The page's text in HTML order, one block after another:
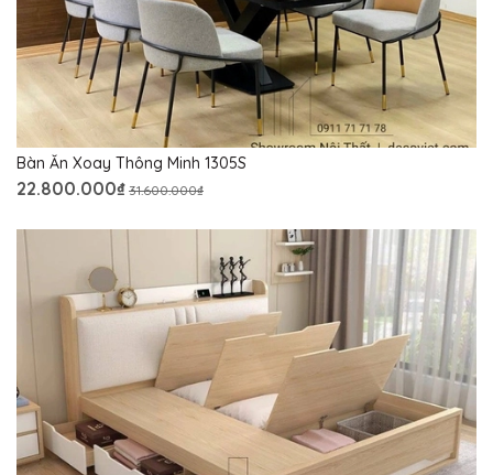
Bàn Ăn Xoay Thông Minh 1305S
22.800.000₫ 31.600.000₫